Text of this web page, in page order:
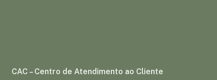
CAC – Centro de Atendimento ao Cliente